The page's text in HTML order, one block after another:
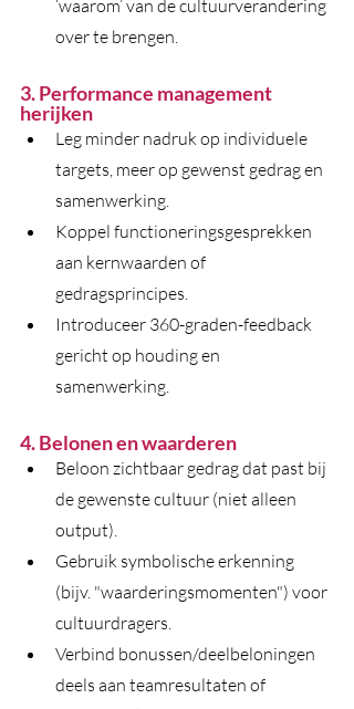
‘waarom’ van de cultuurverandering
over te brengen.
3. Performance management
herijken
Leg minder nadruk op individuele
targets, meer op gewenst gedrag en
samenwerking.
Koppel functioneringsgesprekken
aan kernwaarden of
gedragsprincipes.
Introduceer 360-graden-feedback
gericht op houding en
samenwerking.
4. Belonen en waarderen
Beloon zichtbaar gedrag dat past bij
de gewenste cultuur (niet alleen
output).
Gebruik symbolische erkenning
(bijv. "waarderingsmomenten") voor
cultuurdragers.
Verbind bonussen/deelbeloningen
deels aan teamresultaten of